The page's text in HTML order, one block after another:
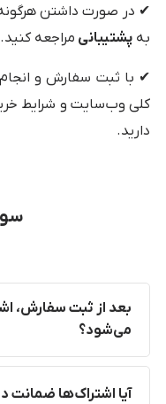
✔ در صورت داشتن
به پشتیبانی مراجعه کنید.
✔ با ثبت سفارش و
کلی وب‌سایت و شرایط
دارید.
بعد از ثبت سفارش،
می‌شود؟
آیا اشتراک‌ها ضمانت